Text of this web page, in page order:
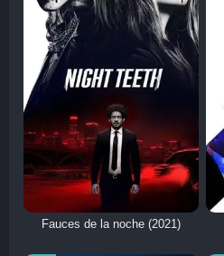
Fauces de la noche (2021)